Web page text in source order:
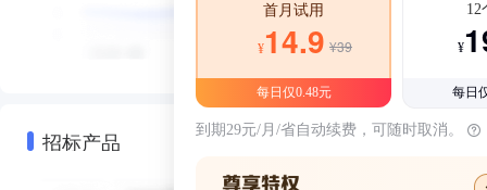
招标产品
首月试用
¥14.9 ¥39
每日仅0.48元
12
¥
每日
到期29元/月/省自动续费，可随时取消。